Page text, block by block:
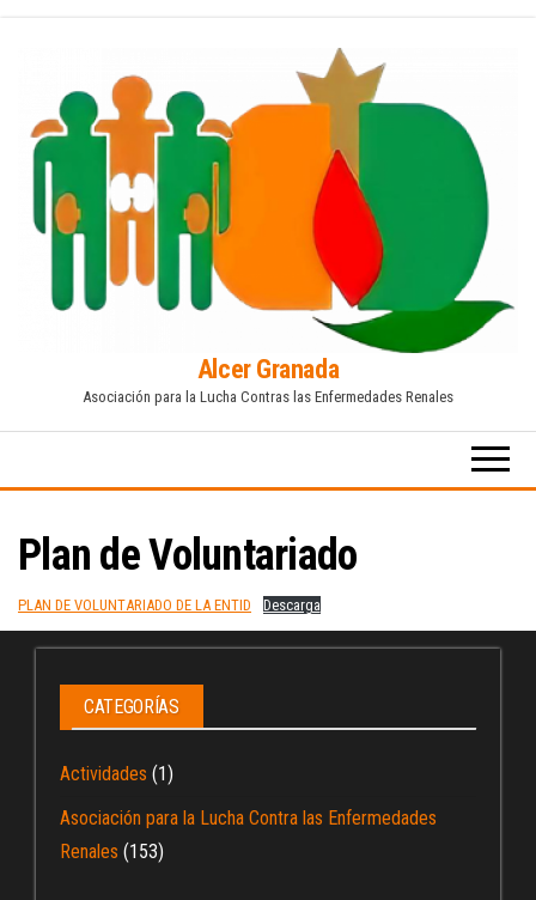
contenido
Alcer Granada
Asociación para la Lucha Contras las Enfermedades Renales
Plan de Voluntariado
PLAN DE VOLUNTARIADO DE LA ENTID Descarga
CATEGORÍAS
Actividades (1)
Asociación para la Lucha Contra las Enfermedades
Renales (153)